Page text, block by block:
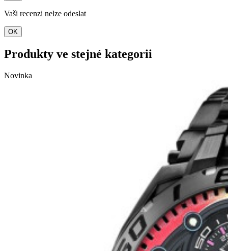
Vaši recenzi nelze odeslat
OK
Produkty ve stejné kategorii
Novinka